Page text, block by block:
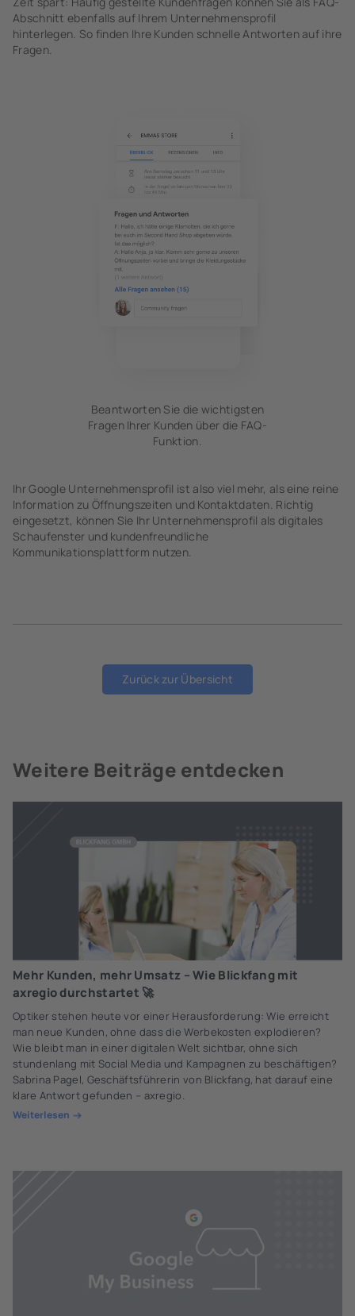
Abschnitt ebenfalls auf Ihrem Unternehmensprofil
hinterlegen. So finden Ihre Kunden schnelle Antworten auf ihre
Fragen.
Beantworten Sie die wichtigsten
Fragen Ihrer Kunden über die FAQ-
Funktion.
Ihr Google Unternehmensprofil ist also viel mehr, als eine reine
Information zu Öffnungszeiten und Kontaktdaten. Richtig
eingesetzt, können Sie Ihr Unternehmensprofil als digitales
Schaufenster und kundenfreundliche
Kommunikationsplattform nutzen.
Zurück zur Übersicht
Weitere Beiträge entdecken
Mehr Kunden, mehr Umsatz – Wie Blickfang mit
axregio durchstartet 🚀
Optiker stehen heute vor einer Herausforderung: Wie erreicht
man neue Kunden, ohne dass die Werbekosten explodieren?
Wie bleibt man in einer digitalen Welt sichtbar, ohne sich
stundenlang mit Social Media und Kampagnen zu beschäftigen?
Sabrina Pagel, Geschäftsführerin von Blickfang, hat darauf eine
klare Antwort gefunden – axregio.
Weiterlesen